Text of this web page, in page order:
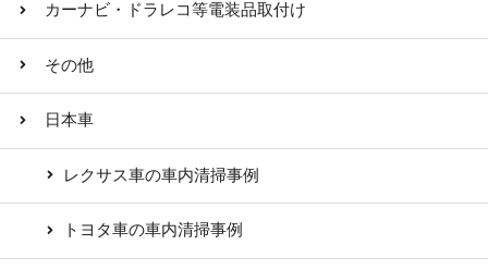
カーナビ・ドラレコ等電装品取付け
その他
日本車
レクサス車の車内清掃事例
トヨタ車の車内清掃事例